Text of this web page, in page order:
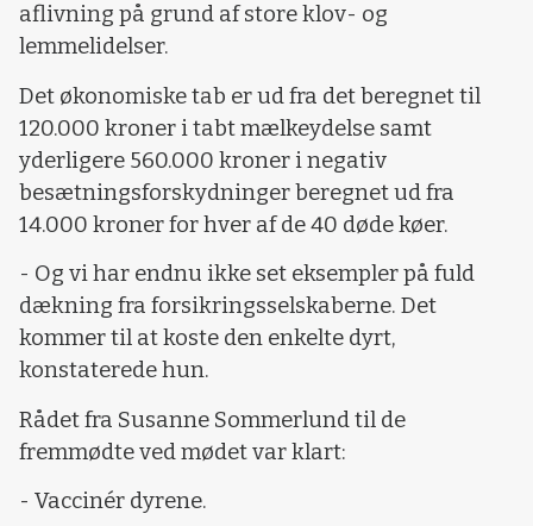
aflivning på grund af store klov- og
lemmelidelser.
Det økonomiske tab er ud fra det beregnet til
120.000 kroner i tabt mælkeydelse samt
yderligere 560.000 kroner i negativ
besætningsforskydninger beregnet ud fra
14.000 kroner for hver af de 40 døde køer.
- Og vi har endnu ikke set eksempler på fuld
dækning fra forsikringsselskaberne. Det
kommer til at koste den enkelte dyrt,
konstaterede hun.
Rådet fra Susanne Sommerlund til de
fremmødte ved mødet var klart:
- Vaccinér dyrene.